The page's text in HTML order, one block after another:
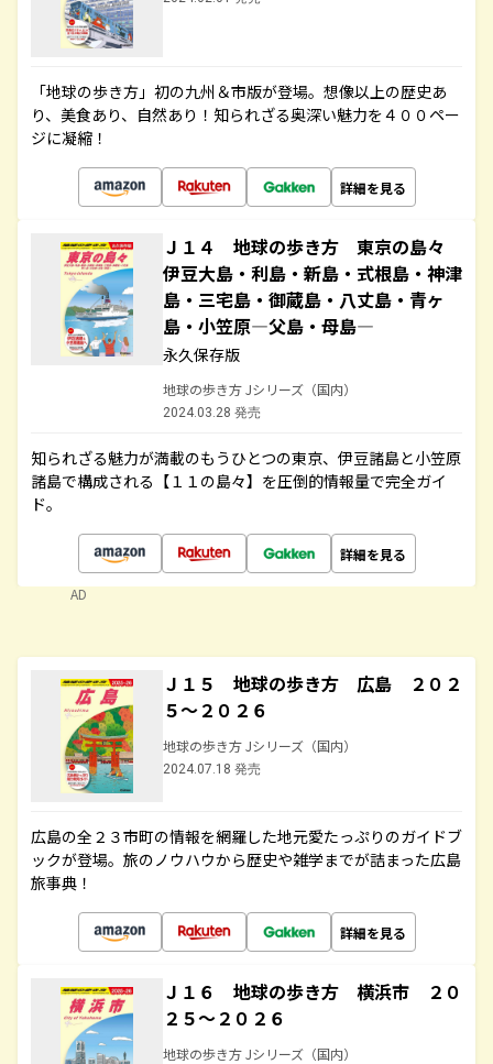
「地球の歩き方」初の九州＆市版が登場。想像以上の歴史あ
り、美食あり、自然あり！知られざる奥深い魅力を４００ペー
ジに凝縮！
詳細を見る
Ｊ１４ 地球の歩き方 東京の島々
伊豆大島・利島・新島・式根島・神津
島・三宅島・御蔵島・八丈島・青ヶ
島・小笠原―父島・母島―
永久保存版
地球の歩き方 Jシリーズ（国内）
2024.03.28 発売
知られざる魅力が満載のもうひとつの東京、伊豆諸島と小笠原
諸島で構成される【１１の島々】を圧倒的情報量で完全ガイ
ド。
詳細を見る
AD
Ｊ１５ 地球の歩き方 広島 ２０２
５～２０２６
地球の歩き方 Jシリーズ（国内）
2024.07.18 発売
広島の全２３市町の情報を網羅した地元愛たっぷりのガイドブ
ックが登場。旅のノウハウから歴史や雑学までが詰まった広島
旅事典！
詳細を見る
Ｊ１６ 地球の歩き方 横浜市 ２０
２５～２０２６
地球の歩き方 Jシリーズ（国内）